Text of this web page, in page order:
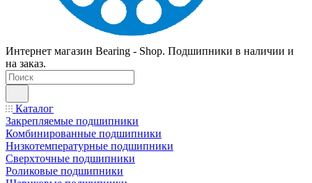
Интернет магазин Bearing - Shop. Подшипники в наличии и
на заказ.
Каталог
Закрепляемые подшипники
Комбинированные подшипники
Низкотемпературные подшипники
Сверхточные подшипники
Роликовые подшипники